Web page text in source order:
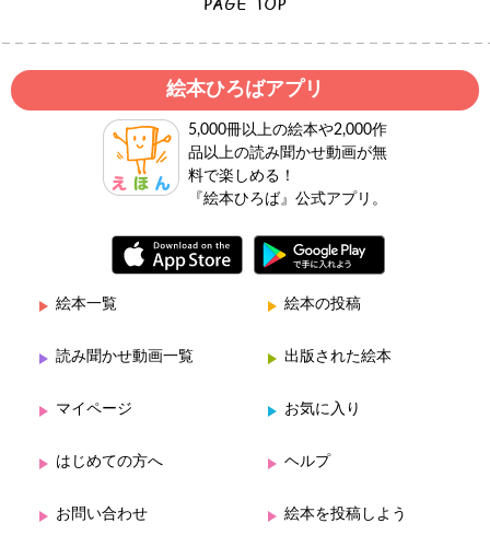
絵本ひろばアプリ
5,000冊以上の絵本や2,000作
品以上の読み聞かせ動画が無
料で楽しめる！
『絵本ひろば』公式アプリ。
絵本一覧 絵本の投稿
読み聞かせ動画一覧 出版された絵本
マイページ お気に入り
はじめての方へ ヘルプ
お問い合わせ 絵本を投稿しよう